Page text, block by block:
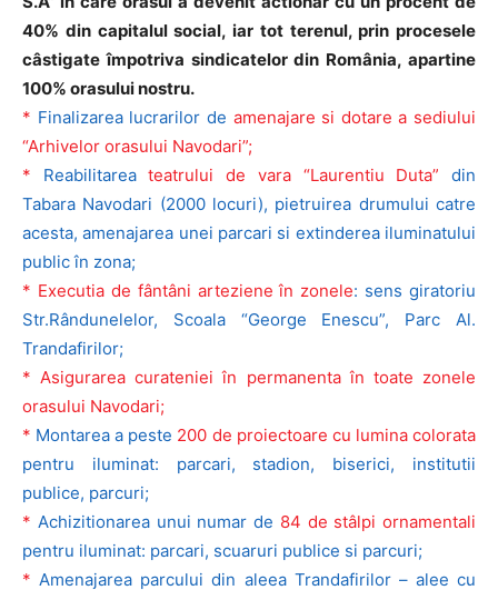
40% din capitalul social, iar tot terenul, prin procesele
câstigate împotriva sindicatelor din România, apartine
100% orasului nostru.
* Finalizarea lucrarilor de amenajare si dotare a sediului
“Arhivelor orasului Navodari”;
*
Reabilitarea teatrului de vara “Laurentiu Duta”
din
Tabara Navodari (2000 locuri), pietruirea drumului catre
acesta, amenajarea unei parcari si extinderea iluminatului
public în zona;
* Executia de fântâni arteziene în zonele: sens giratoriu
Str.Rândunelelor, Scoala “George Enescu”, Parc Al.
Trandafirilor;
* Asigurarea curateniei în permanenta în toate zonele
orasului Navodari;
* Montarea a peste 200 de proiectoare cu lumina colorata
pentru iluminat: parcari, stadion, biserici, institutii
publice, parcuri;
* Achizitionarea unui numar de 84 de stâlpi ornamentali
pentru iluminat: parcari, scuaruri publice si parcuri;
* Amenajarea parcului din aleea Trandafirilor – alee cu